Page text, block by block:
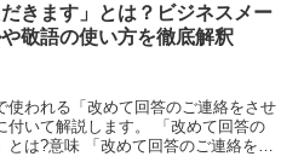
きます」とは？ビジネスメー
敬語の使い方を徹底解釈
使われる「改めて回答のご連絡をさせ
付いて解説します。 「改めて回答の
とは?意味 「改めて回答のご連絡をさ